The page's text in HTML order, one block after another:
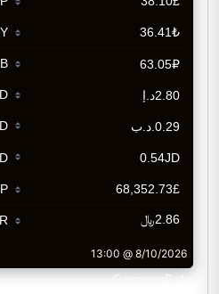
CurrencyRate